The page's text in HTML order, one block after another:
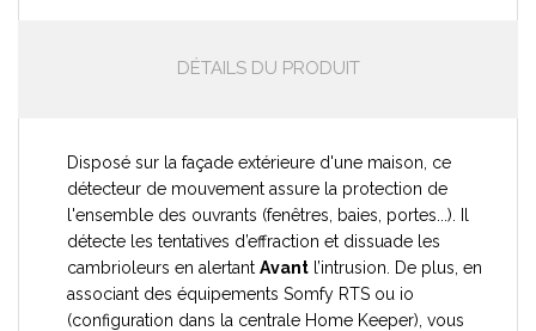
DÉTAILS DU PRODUIT
Disposé sur la façade extérieure d'une maison, ce
détecteur de mouvement assure la protection de
l'ensemble des ouvrants (fenêtres, baies, portes...). Il
détecte les tentatives d’effraction et dissuade les
cambrioleurs en alertant Avant l’intrusion. De plus, en
associant des équipements Somfy RTS ou io
(configuration dans la centrale Home Keeper), vous